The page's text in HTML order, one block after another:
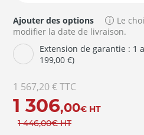
Ajouter des options
Le
modifier la date de livraison.
Extension de garantie : 1
199,00 €)
1 567,20 €TTC
1 306,00€ HT
1 446,00€ HT